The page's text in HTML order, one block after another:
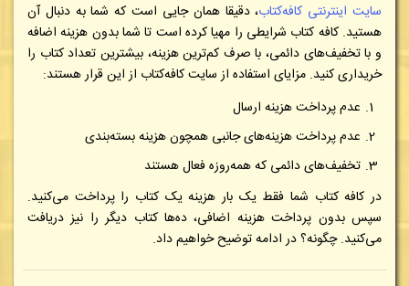
سایت اینترنتی کافه‌کتاب، دقیقا همان جایی است که شما به دنبال آن
هستید. کافه کتاب شرایطی را مهیا کرده است تا شما بدون هزینه اضافه
و با تخفیف‌های دائمی، با صرف کم‌ترین هزینه، بیشترین تعداد کتاب را
خریداری کنید. مزایای استفاده از سایت کافه‌کتاب از این قرار هستند:
عدم پرداخت هزینه ارسال
عدم پرداخت هزینه‌های جانبی همچون هزینه بسته‌بندی
تخفیف‌های دائمی که همه‌روزه فعال هستند
در کافه کتاب شما فقط یک بار هزینه یک کتاب را پرداخت می‌کنید.
سپس بدون پرداخت هزینه اضافی، ده‌ها کتاب دیگر را نیز دریافت
می‌کنید. چگونه؟ در ادامه توضیح خواهیم داد.